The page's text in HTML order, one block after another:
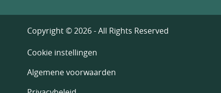
Copyright © 2026 - All Rights Reserved
Cookie instellingen
Algemene voorwaarden